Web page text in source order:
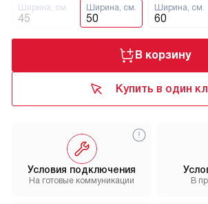
Ширина, см.
45
Ширина, см.
50
Ширина, см.
60
В корзину
Купить в один
В
Условия подключения
На готовые коммуникации